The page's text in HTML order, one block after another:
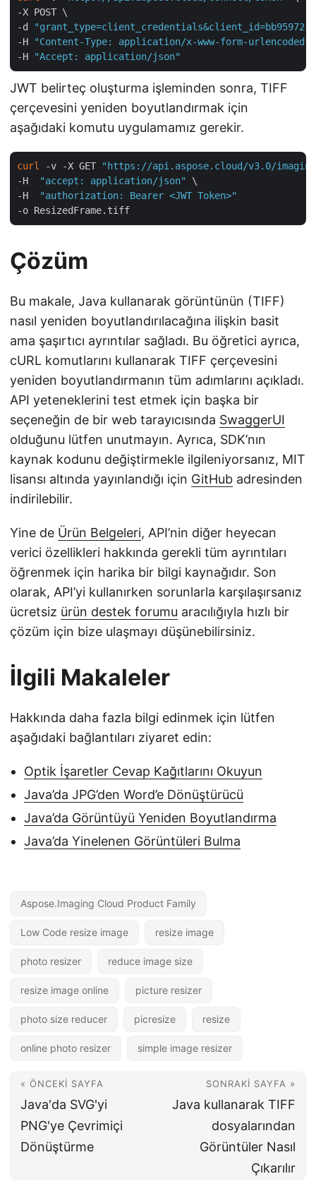
-X POST \
-d
"grant_type=client_credentials&client_id=bb959721-
-H
"Content-Type: application/x-www-form-urlencoded"
-H
"Accept: application/json"
JWT belirteç oluşturma işleminden sonra, TIFF
çerçevesini yeniden boyutlandırmak için
aşağıdaki komutu uygulamamız gerekir.
curl -v -X GET
"https://api.aspose.cloud/v3.0/imaging/
-H
"accept: application/json"
\
-H
"authorization: Bearer <JWT Token>"
Çözüm
Bu makale, Java kullanarak görüntünün (TIFF)
nasıl yeniden boyutlandırılacağına ilişkin basit
ama şaşırtıcı ayrıntılar sağladı. Bu öğretici ayrıca,
cURL komutlarını kullanarak TIFF çerçevesini
yeniden boyutlandırmanın tüm adımlarını açıkladı.
API yeteneklerini test etmek için başka bir
seçeneğin de bir web tarayıcısında SwaggerUI
olduğunu lütfen unutmayın. Ayrıca, SDK’nın
kaynak kodunu değiştirmekle ilgileniyorsanız, MIT
lisansı altında yayınlandığı için GitHub adresinden
indirilebilir.
Yine de Ürün Belgeleri, API’nin diğer heyecan
verici özellikleri hakkında gerekli tüm ayrıntıları
öğrenmek için harika bir bilgi kaynağıdır. Son
olarak, API’yi kullanırken sorunlarla karşılaşırsanız
ücretsiz ürün destek forumu aracılığıyla hızlı bir
çözüm için bize ulaşmayı düşünebilirsiniz.
İlgili Makaleler
Hakkında daha fazla bilgi edinmek için lütfen
aşağıdaki bağlantıları ziyaret edin:
Optik İşaretler Cevap Kağıtlarını Okuyun
Java’da JPG’den Word’e Dönüştürücü
Java’da Görüntüyü Yeniden Boyutlandırma
Java’da Yinelenen Görüntüleri Bulma
Aspose.Imaging Cloud Product Family
Low Code resize image resize image
photo resizer reduce image size
resize image online picture resizer
photo size reducer picresize resize
online photo resizer simple image resizer
« ÖNCEKI SAYFA
Java'da SVG'yi
PNG'ye Çevrimiçi
Dönüştürme
SONRAKI SAYFA »
Java kullanarak TIFF
dosyalarından
Görüntüler Nasıl
Çıkarılır